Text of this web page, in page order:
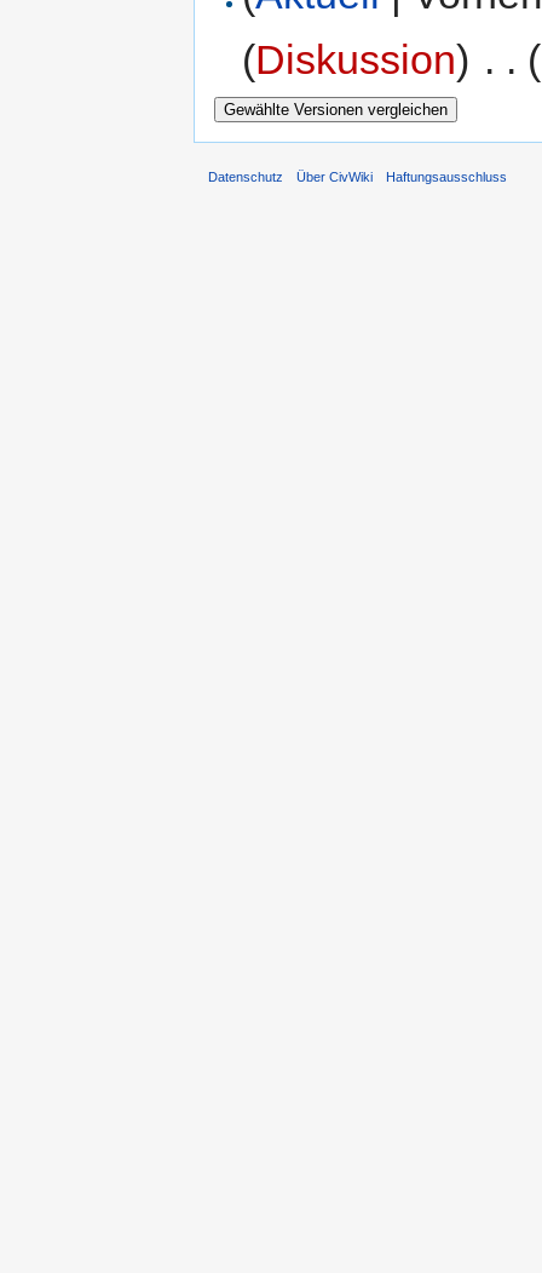
(Diskussion) . .
Datenschutz Über CivWiki Haftungsausschluss